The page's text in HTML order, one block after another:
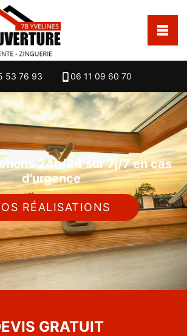
53 76 93 06 11 09 60 70
24h/24 sur 7j/7 en cas
d'urgence
RÉALISATIONS
GRATUIT